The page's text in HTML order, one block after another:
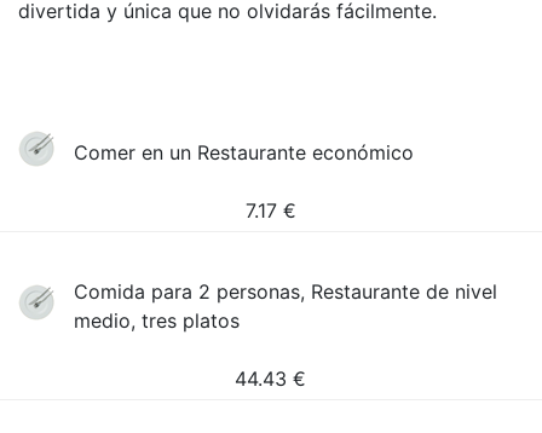
divertida y única que no olvidarás fácilmente.
Comer en un Restaurante económico
7.17 €
Comida para 2 personas, Restaurante de nivel
medio, tres platos
44.43 €